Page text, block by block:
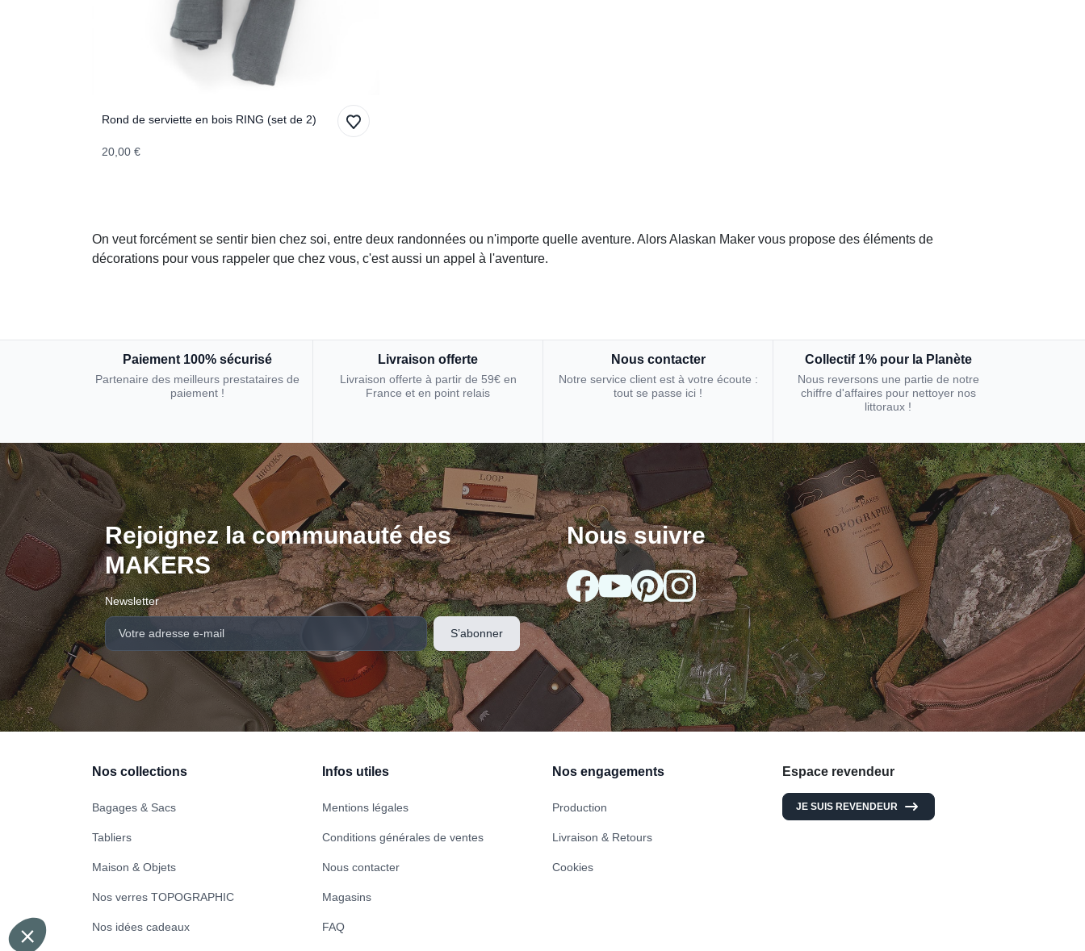
Rond de serviette en bois RING (set de 2)
20,00 €
On veut forcément se sentir bien chez soi, entre deux randonnées ou n'importe quelle aventure. Alors Alaskan Maker vous propose des éléments de
décorations pour vous rappeler que chez vous, c'est aussi un appel à l'aventure.
Paiement 100% sécurisé
Partenaire des meilleurs prestataires de
paiement !
Livraison offerte
Livraison offerte à partir de 59€ en
France et en point relais
Nous contacter
Notre service client est à votre écoute :
tout se passe ici !
Collectif 1% pour la Planète
Nous reversons une partie de notre
chiffre d'affaires pour nettoyer nos
littoraux !
Rejoignez la communauté des
MAKERS
Newsletter
Nous suivre
Nos collections
Bagages & Sacs
Tabliers
Maison & Objets
Nos verres TOPOGRAPHIC
Nos idées cadeaux
Infos utiles
Mentions légales
Conditions générales de ventes
Nous contacter
Magasins
FAQ
Nos engagements
Production
Livraison & Retours
Cookies
Espace revendeur
JE SUIS REVENDEUR